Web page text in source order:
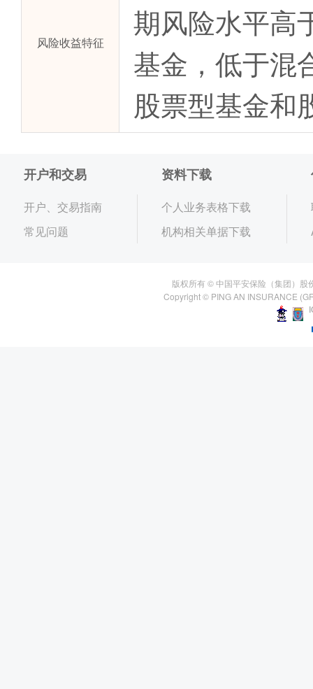
风险收益特征
期风险水平高
基金，低于混
股票型基金和
开户和交易
开户、交易指南
常见问题
资料下载
个人业务表格下载
机构相关单据下载
版权所有 © 中国平安保险（集团）股
Copyright © PING AN INSURANCE